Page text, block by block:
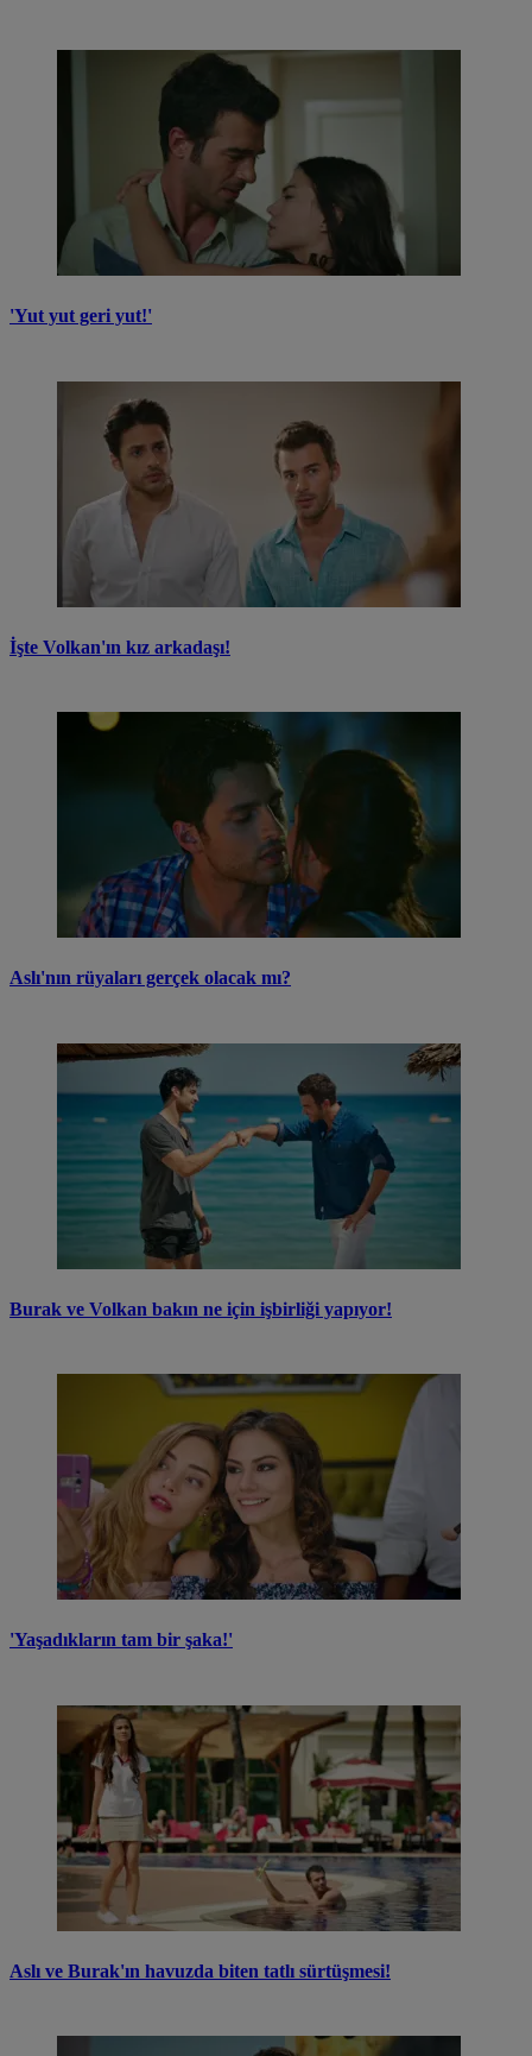
'Yut yut geri yut!'
İşte Volkan'ın kız arkadaşı!
Aslı'nın rüyaları gerçek olacak mı?
Burak ve Volkan bakın ne için işbirliği yapıyor!
'Yaşadıkların tam bir şaka!'
Aslı ve Burak'ın havuzda biten tatlı sürtüşmesi!